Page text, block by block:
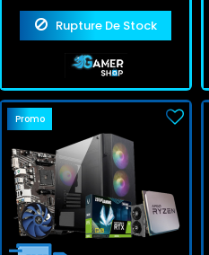
Rupture De Stock
Promo